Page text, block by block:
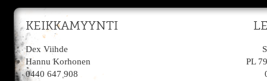
KEIKKAMYYNTI
Dex Viihde
Hannu Korhonen
0440 647 908
PL